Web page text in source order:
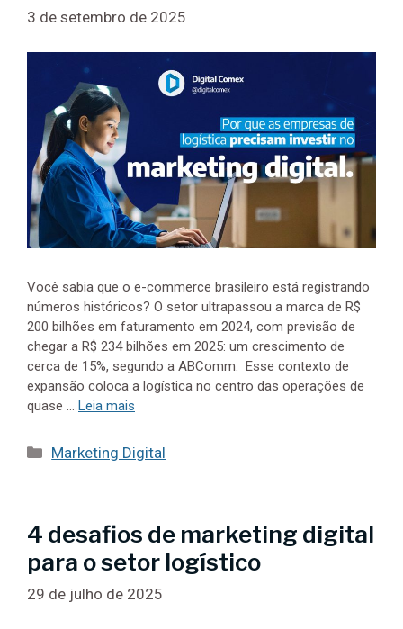
3 de setembro de 2025
Você sabia que o e-commerce brasileiro está registrando
números históricos? O setor ultrapassou a marca de R$
200 bilhões em faturamento em 2024, com previsão de
chegar a R$ 234 bilhões em 2025: um crescimento de
cerca de 15%, segundo a ABComm. Esse contexto de
expansão coloca a logística no centro das operações de
quase … Leia mais
Categorias
Marketing Digital
4 desafios de marketing digital
para o setor logístico
29 de julho de 2025